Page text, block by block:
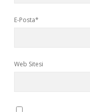
E-Posta*
Web Sitesi